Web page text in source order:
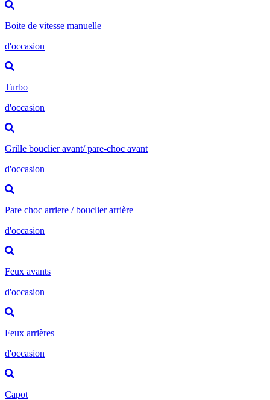
Boite de vitesse manuelle
d'occasion
Turbo
d'occasion
Grille bouclier avant/ pare-choc avant
d'occasion
Pare choc arriere / bouclier arrière
d'occasion
Feux avants
d'occasion
Feux arrières
d'occasion
Capot